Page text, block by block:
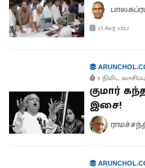
25 Aug 2022
5 நிமிட வாசிப்பு
குமார்
இசை!